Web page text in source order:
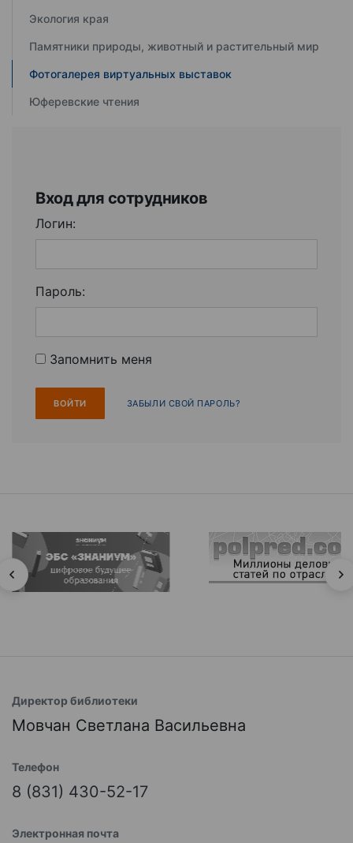
Экология края
Памятники природы, животный и растительный мир
Фотогалерея виртуальных выставок
Юферевские чтения
Вход для сотрудников
Логин:
Пароль:
Запомнить меня
ЗАБЫЛИ СВОЙ ПАРОЛЬ?
Директор библиотеки
Мовчан Светлана Васильевна
Телефон
8 (831) 430-52-17
Электронная почта